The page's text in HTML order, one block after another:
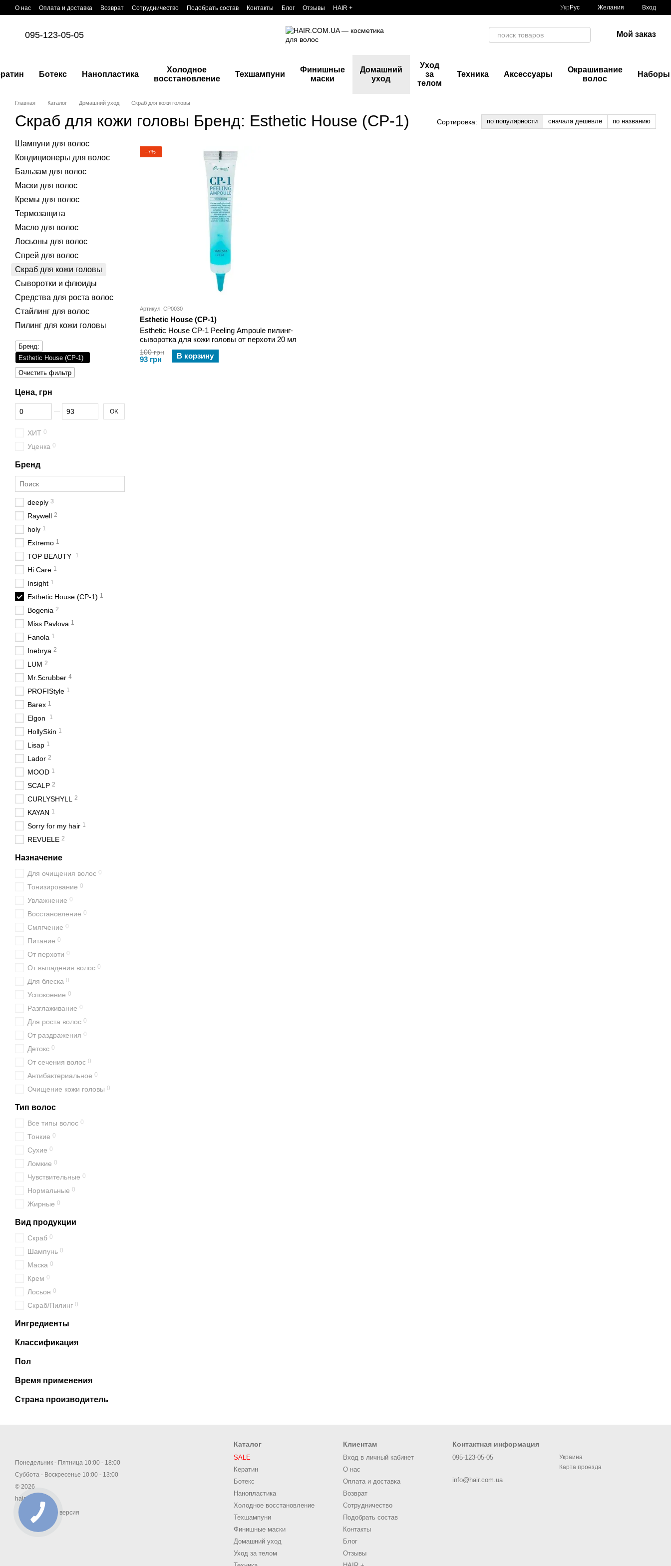
Перейти к основному контенту
О нас Оплата и доставка Возврат Сотрудничество Подобрать состав Контакты Блог Отзывы HAIR + Укр Рус Желания Вход
095-123-05-05 Мой заказ
Ботекс Нанопластика
Холодное
восстановление
Техшампуни
Финишные
маски
Домашний
уход
Уход
за
телом
Техника Аксессуары
Окрашивание
волос
Наборы
Главная Каталог Домашний уход Скраб для кожи головы
Скраб для кожи головы Бренд: Esthetic House (CP-1) Сортировка: по популярности сначала дешевле по названию
−7%
Артикул: CP0030
Esthetic House (CP-1)
Esthetic House CP-1 Peeling Ampoule пилинг-
сыворотка для кожи головы от перхоти 20 мл
100 грн
93 грн В корзину
Шампуни для волос
Кондиционеры для волос
Бальзам для волос
Маски для волос
Кремы для волос
Термозащита
Масло для волос
Лосьоны для волос
Спрей для волос
Скраб для кожи головы
Сыворотки и флюиды
Средства для роста волос
Стайлинг для волос
Пилинг для кожи головы
Бренд:
Esthetic House (CP-1)
Очистить фильтр
Цена, грн
От Цена, грн
До Цена, грн OK
ХИТ 0
Уценка 0
Бренд
deeply 3
Raywell 2
holy 1
Extremo 1
TOP BEAUTY 1
Hi Care 1
Insight 1
Esthetic House (CP-1) 1
Bogenia 2
Miss Pavlova 1
Fanola 1
Inebrya 2
LUM 2
Mr.Scrubber 4
PROFIStyle 1
Barex 1
Elgon 1
HollySkin 1
Lisap 1
Lador 2
MOOD 1
SCALP 2
CURLYSHYLL 2
KAYAN 1
Sorry for my hair 1
REVUELE 2
Назначение
Для очищения волос 0
Тонизирование 0
Увлажнение 0
Восстановление 0
Смягчение 0
Питание 0
От перхоти 0
От выпадения волос 0
Для блеска 0
Успокоение 0
Разглаживание 0
Для роста волос 0
От раздражения 0
Детокс 0
От сечения волос 0
Антибактериальное 0
Очищение кожи головы 0
Тип волос
Все типы волос 0
Тонкие 0
Сухие 0
Ломкие 0
Чувствительные 0
Нормальные 0
Жирные 0
Вид продукции
Скраб 0
Шампунь 0
Маска 0
Крем 0
Лосьон 0
Скраб/Пилинг 0
Ингредиенты
Классификация
Пол
Время применения
Страна производитель
Понедельник - Пятница 10:00 - 18:00
Суббота - Воскресенье 10:00 - 13:00
© 2026
hair.com.ua
Мобильная версия
Каталог
SALE
Кератин
Ботекс
Нанопластика
Холодное восстановление
Техшампуни
Финишные маски
Домашний уход
Уход за телом
Клиентам
Вход в личный кабинет
О нас
Оплата и доставка
Возврат
Сотрудничество
Подобрать состав
Контакты
Блог
Отзывы
Контактная информация
095-123-05-05
info@hair.com.ua
Украина
Карта проезда